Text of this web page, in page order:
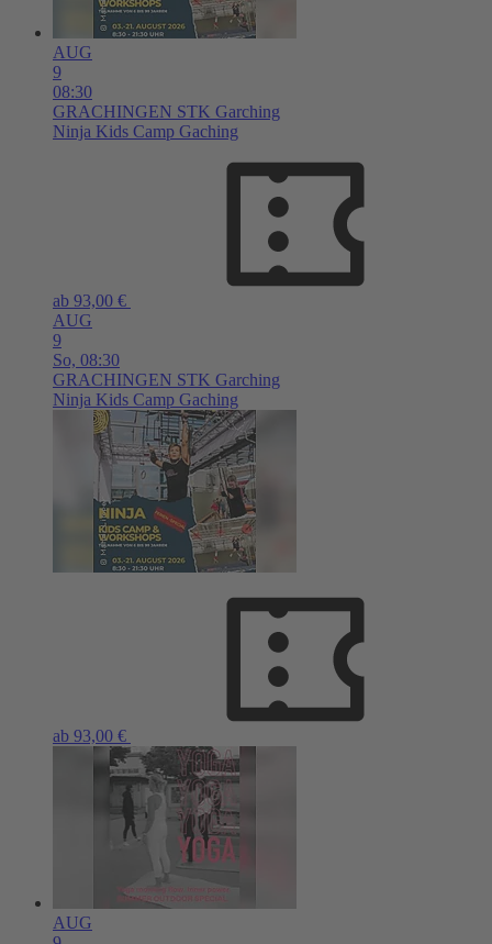
AUG
9
08:30
GRACHINGEN STK Garching
Ninja Kids Camp Gaching
ab 93,00 €
AUG
9
So, 08:30
GRACHINGEN STK Garching
Ninja Kids Camp Gaching
ab 93,00 €
AUG